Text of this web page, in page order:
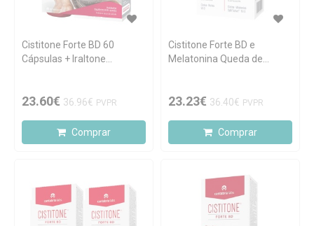
Cistitone Forte BD 60
Cápsulas + Iraltone
23.60€ 36.96€ PVPR
Comprar
Cistitone Forte BD e
Melatonina Queda de
23.23€ 36.40€ PVPR
Comprar